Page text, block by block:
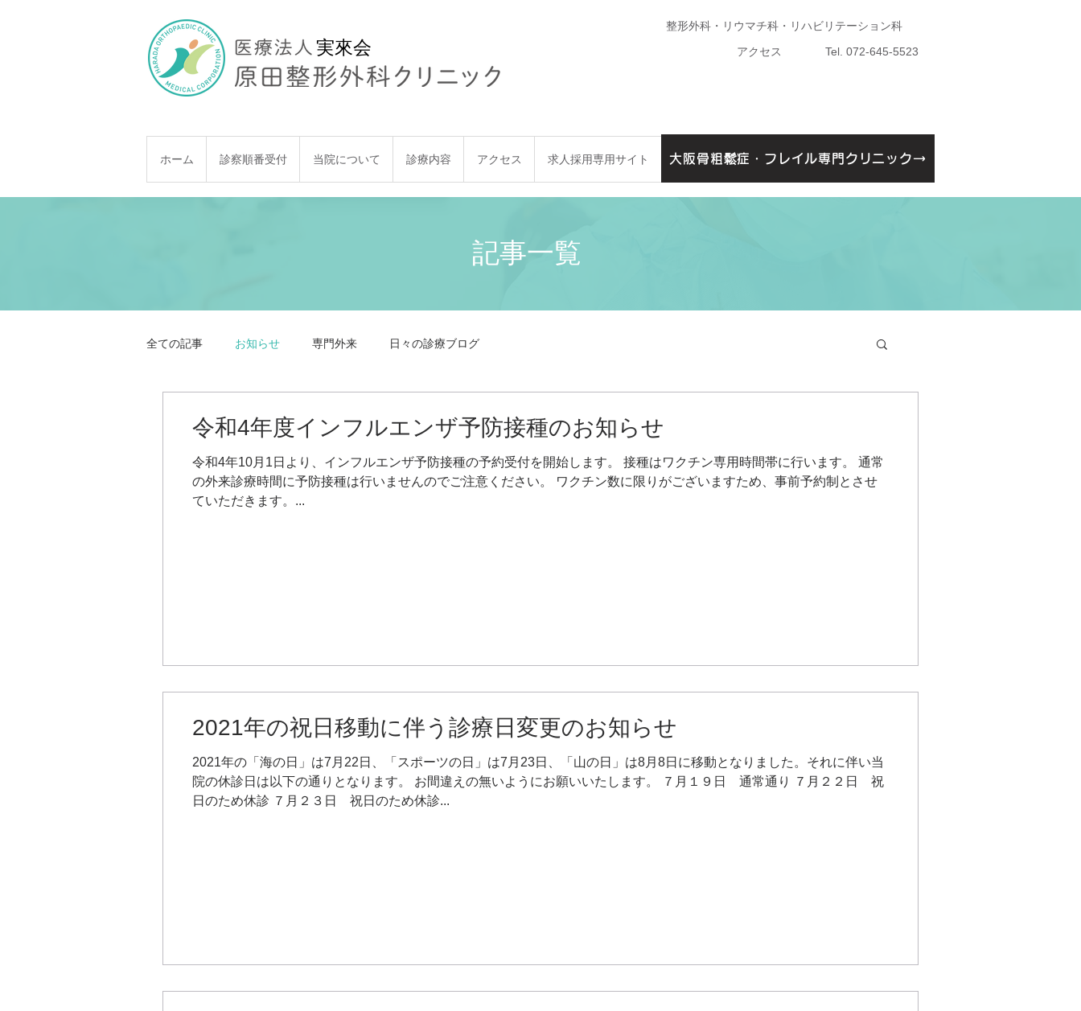
実來会
整形外科・リウマチ科・リハビリテーション科
アクセス
Tel. 072-645-5523
ホーム 診察順番受付 当院について 診療内容 アクセス 求人採用専用サイト 大阪骨粗鬆症・フレイル専門クリニック開設告知
大阪骨粗鬆症・フレイル専門クリニック→
記事一覧
全ての記事 お知らせ 専門外来 日々の診療ブログ
令和4年度インフルエンザ予防接種のお知らせ
令和4年10月1日より、インフルエンザ予防接種の予約受付を開始します。 接種はワクチン専用時間帯に行います。 通常
の外来診療時間に予防接種は行いませんのでご注意ください。 ワクチン数に限りがございますため、事前予約制とさせ
ていただきます。...
2021年の祝日移動に伴う診療日変更のお知らせ
2021年の「海の日」は7月22日、「スポーツの日」は7月23日、「山の日」は8月8日に移動となりました。それに伴い当
院の休診日は以下の通りとなります。 お間違えの無いようにお願いいたします。 ７月１９日 通常通り ７月２２日 祝
日のため休診 ７月２３日 祝日のため休診...